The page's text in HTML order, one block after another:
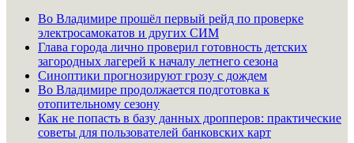
Во Владимире прошёл первый рейд по проверке
электросамокатов и других СИМ
Глава города лично проверил готовность детских
загородных лагерей к началу летнего сезона
Синоптики прогнозируют грозу с дождем
Во Владимире продолжается подготовка к
отопительному сезону
Как не попасть в базу данных дропперов: практические
советы для пользователей банковских карт